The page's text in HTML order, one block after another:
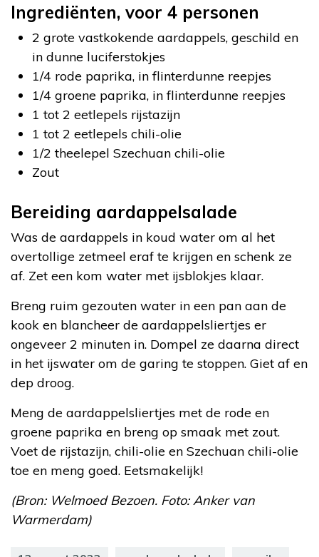
Ingrediënten, voor 4 personen
2 grote vastkokende aardappels, geschild en
in dunne luciferstokjes
1/4 rode paprika, in flinterdunne reepjes
1/4 groene paprika, in flinterdunne reepjes
1 tot 2 eetlepels rijstazijn
1 tot 2 eetlepels chili-olie
1/2 theelepel Szechuan chili-olie
Zout
Bereiding aardappelsalade
Was de aardappels in koud water om al het
overtollige zetmeel eraf te krijgen en schenk ze
af. Zet een kom water met ijsblokjes klaar.
Breng ruim gezouten water in een pan aan de
kook en blancheer de aardappelsliertjes er
ongeveer 2 minuten in. Dompel ze daarna direct
in het ijswater om de garing te stoppen. Giet af en
dep droog.
Meng de aardappelsliertjes met de rode en
groene paprika en breng op smaak met zout.
Voet de rijstazijn, chili-olie en Szechuan chili-olie
toe en meng goed. Eetsmakelijk!
(Bron: Welmoed Bezoen. Foto: Anker van
Warmerdam)